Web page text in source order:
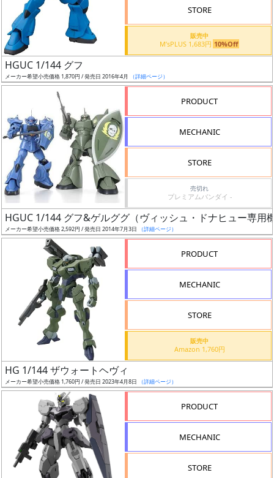
フ
リ
ー
ド
グ
レ
ル
STORE
販売中
M’sPLUS 1,683円 10%Off
HGUC 1/144 グフ
メーカー希望小売価格 1,870円 / 発売日 2016年4月 （詳細ページ）
PRODUCT
MECHANIC
STORE
売切れ
プレミアムバンダイ -
HGUC 1/144 グフ&ゲルググ（ヴィッシュ・ドナヒュー専用
メーカー希望小売価格 2,592円 / 発売日 2014年7月3日 （詳細ページ）
PRODUCT
MECHANIC
STORE
販売中
Amazon 1,760円
HG 1/144 ザウォートヘヴィ
メーカー希望小売価格 1,760円 / 発売日 2023年4月8日 （詳細ページ）
PRODUCT
MECHANIC
STORE